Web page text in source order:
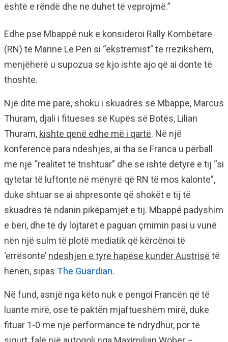
është e rëndë dhe ne duhet të veprojmë.”
Edhe pse Mbappé nuk e konsideroi Rally Kombëtare
(RN) të Marine Le Pen si “ekstremist” të rrezikshëm,
menjëherë u supozua se kjo ishte ajo që ai donte të
thoshte.
Një ditë më parë, shoku i skuadrës së Mbappe, Marcus
Thuram, djali i fitueses së Kupës së Botës, Lilian
Thuram, kishte qenë edhe më i qartë. Në një
konferencë para ndeshjes, ai tha se Franca u përball
me një “realitet të trishtuar” dhe se ishte detyrë e tij “si
qytetar të luftonte në mënyrë që RN të mos kalonte”,
duke shtuar se ai shpresonte që shokët e tij të
skuadrës të ndanin pikëpamjet e tij. Mbappé padyshim
e bëri, dhe të dy lojtarët e paguan çmimin pasi u vunë
nën një sulm të plotë mediatik që kërcënoi të
‘errësonte’ ndeshjen e tyre hapëse kundër Austrisë të
hënën, sipas The Guardian.
Në fund, asnjë nga këto nuk e pengoi Francën që të
luante mirë, ose të paktën mjaftueshëm mirë, duke
fituar 1-0 me një performancë të ndrydhur, por të